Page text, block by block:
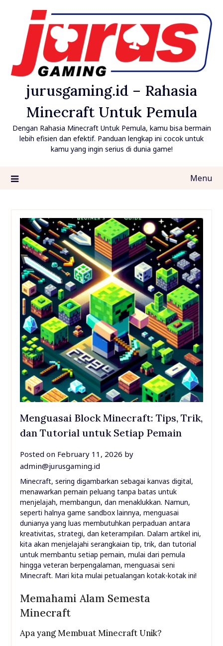
content
jurusgaming.id – Rahasia
Minecraft Untuk Pemula
Dengan Rahasia Minecraft Untuk Pemula, kamu bisa bermain
lebih efisien dan efektif. Panduan lengkap ini cocok untuk
kamu yang ingin serius di dunia game!
Menu
Menguasai Block Minecraft: Tips, Trik,
dan Tutorial untuk Setiap Pemain
Posted on February 11, 2026 by
admin@jurusgaming.id
Minecraft, sering digambarkan sebagai kanvas digital,
menawarkan pemain peluang tanpa batas untuk
menjelajah, membangun, dan menaklukkan. Namun,
seperti halnya game sandbox lainnya, menguasai
dunianya yang luas membutuhkan perpaduan antara
kreativitas, strategi, dan keterampilan. Dalam artikel ini,
kita akan menjelajahi serangkaian tip, trik, dan tutorial
untuk membantu setiap pemain, mulai dari pemula
hingga veteran berpengalaman, menguasai seni
Minecraft. Mari kita mulai petualangan kotak-kotak ini!
Memahami Alam Semesta
Minecraft
Apa yang Membuat Minecraft Unik?